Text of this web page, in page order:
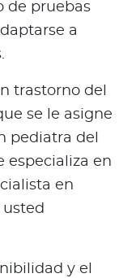
de pruebas
a
trastorno del
se le asigne
pediatra del
especializa en
en
y el